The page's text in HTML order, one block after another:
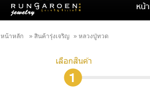
หน้าหลัก » สินค้ารุ่งเจริญ » หลวงปู่ทวด